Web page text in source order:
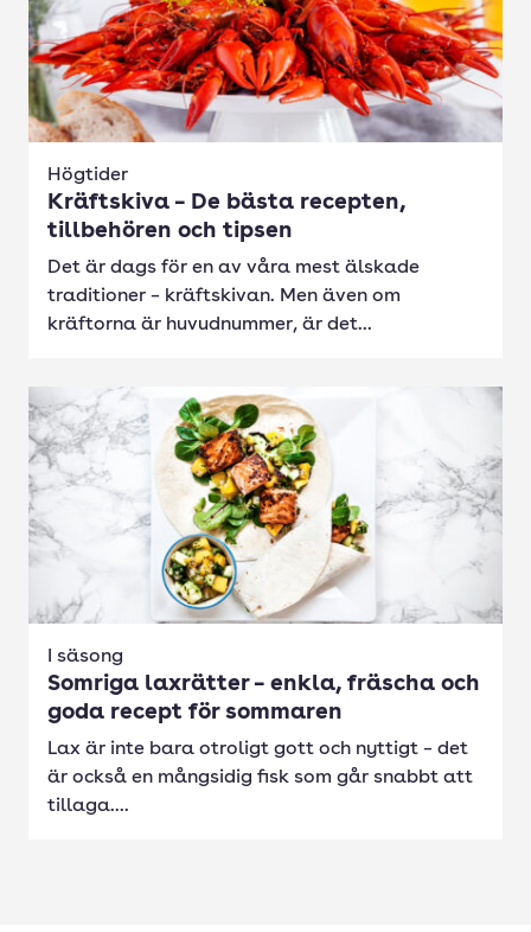
Högtider
Kräftskiva – De bästa recepten,
tillbehören och tipsen
Det är dags för en av våra mest älskade
traditioner – kräftskivan. Men även om
kräftorna är huvudnummer, är det...
I säsong
Somriga laxrätter – enkla, fräscha och
goda recept för sommaren
Lax är inte bara otroligt gott och nyttigt – det
är också en mångsidig fisk som går snabbt att
tillaga....